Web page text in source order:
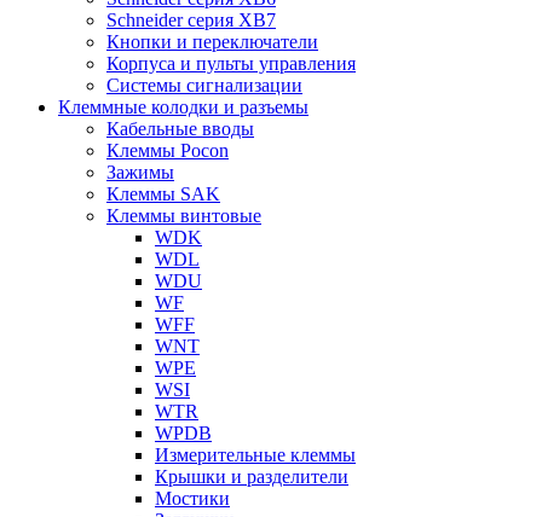
Schneider серия XB7
Кнопки и переключатели
Корпуса и пульты управления
Системы сигнализации
Клеммные колодки и разъемы
Кабельные вводы
Клеммы Pocon
Зажимы
Клеммы SAK
Клеммы винтовые
WDK
WDL
WDU
WF
WFF
WNT
WPE
WSI
WTR
WPDB
Измерительные клеммы
Крышки и разделители
Мостики